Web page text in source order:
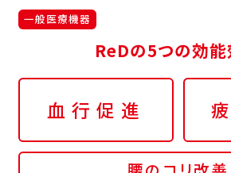
一般医療機器
ReDの5つの効能
血行促進